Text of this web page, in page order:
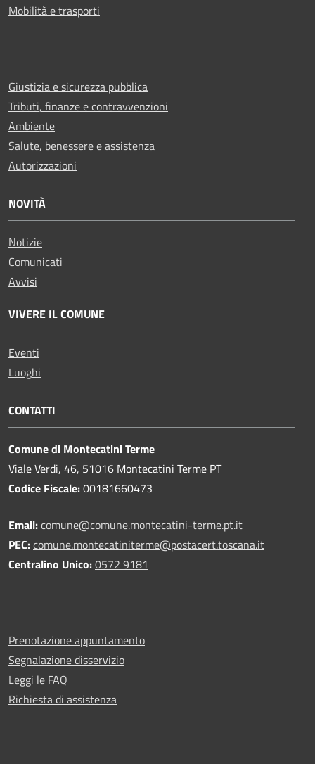
Mobilità e trasporti
Giustizia e sicurezza pubblica
Tributi, finanze e contravvenzioni
Ambiente
Salute, benessere e assistenza
Autorizzazioni
NOVITÀ
Notizie
Comunicati
Avvisi
VIVERE IL COMUNE
Eventi
Luoghi
CONTATTI
Comune di Montecatini Terme
Viale Verdi, 46, 51016 Montecatini Terme PT
Codice Fiscale:00181660473
Email:comune@comune.montecatini-terme.pt.it
PEC:comune.montecatiniterme@postacert.toscana.it
Centralino Unico:0572 9181
Prenotazione appuntamento
Segnalazione disservizio
Leggi le FAQ
Richiesta di assistenza